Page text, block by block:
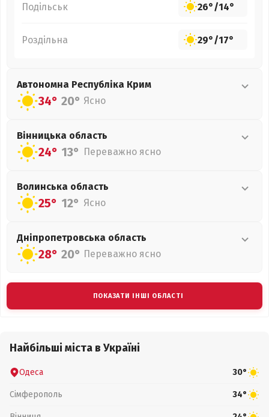
Подільськ 26°/14°
Роздільна 29°/17°
Автономна Республіка Крим
34° 20° Ясно
Вінницька область
24° 13° Переважно ясно
Волинська область
25° 12° Ясно
Дніпропетровська область
28° 20° Переважно ясно
ПОКАЗАТИ ІНШІ ОБЛАСТІ
Найбільші міста в Україні
Одеса 30°
Сімферополь 34°